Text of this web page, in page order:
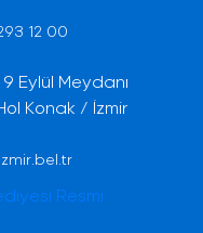
12 00
Eylül Meydanı
Konak / İzmir